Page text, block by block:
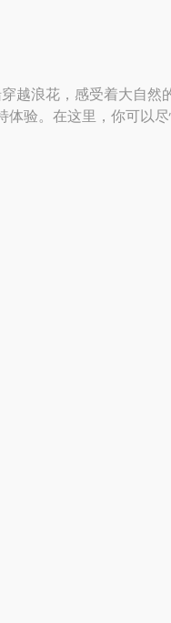
越浪花，感受着大自然
体验。在这里，你可以